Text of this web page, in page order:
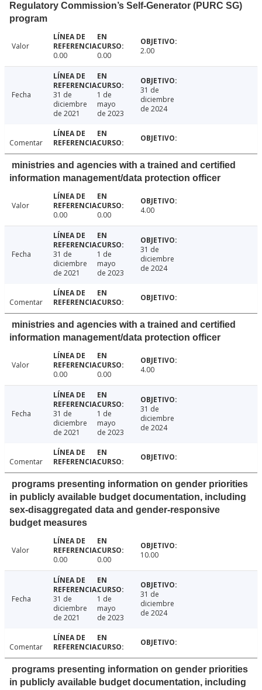
Regulatory Commission’s Self-Generator (PURC SG)
program
Valor
0.00
0.00 2.00
Fecha
31 de
diciembre
de 2021
1 de
mayo
de 2023
31 de
diciembre
de 2024
Comentar
ministries and agencies with a trained and certified
information management/data protection officer
Valor
0.00
0.00 4.00
Fecha
31 de
diciembre
de 2021
1 de
mayo
de 2023
31 de
diciembre
de 2024
Comentar
ministries and agencies with a trained and certified
information management/data protection officer
Valor
0.00
0.00 4.00
Fecha
31 de
diciembre
de 2021
1 de
mayo
de 2023
31 de
diciembre
de 2024
Comentar
programs presenting information on gender priorities
in publicly available budget documentation, including
sex-disaggregated data and gender-responsive
budget measures
Valor
0.00
0.00 10.00
Fecha
31 de
diciembre
de 2021
1 de
mayo
de 2023
31 de
diciembre
de 2024
Comentar
programs presenting information on gender priorities
in publicly available budget documentation, including